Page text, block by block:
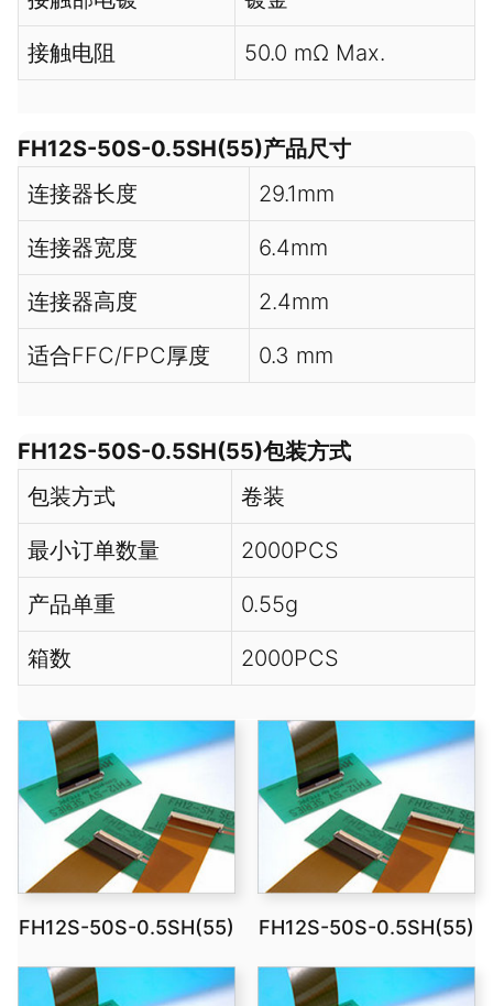
接触电阻 50.0 mΩ Max.
FH12S-50S-0.5SH(55)产品尺寸
连接器长度
29.1mm
连接器宽度 6.4mm
连接器高度 2.4mm
适合FFC/FPC厚度 0.3 mm
FH12S-50S-0.5SH(55)包装方式
包装方式
卷装
最小订单数量 2000PCS
产品单重 0.55g
箱数 2000PCS
FH12S-50S-0.5SH(55) FH12S-50S-0.5SH(55)